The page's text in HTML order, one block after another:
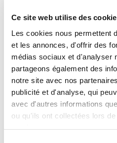
Ce site web utilise des
Les cookies nous permettent
et les annonces, d'offrir des
médias sociaux et d'analyser
partageons également des
notre site avec nos
publicité et d'analyse, qui
avec d'autres informations
ou qu'ils ont collectées lors
INCLUS À LA
Killométrage illimité
Assurance tous risques
Carburant : plein à rendre
CONDITIONS DE